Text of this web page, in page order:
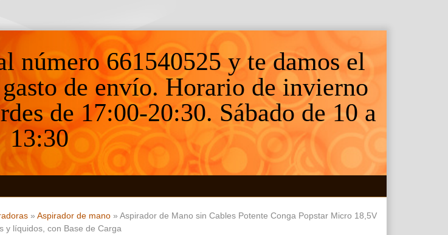
número 661540525 y te damos el
de envío. Horario de invierno
de 17:00-20:30. Sábado de 10 a
13:30
» Aspirador de mano» Aspirador de Mano sin Cables Potente Conga Popstar Micro 18,5V
y líquidos, con Base de Carga